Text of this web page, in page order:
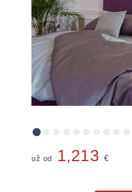
už od 1,213€